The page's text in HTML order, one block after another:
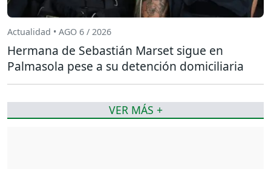
Actualidad • AGO 6 / 2026
Hermana de Sebastián Marset sigue en
Palmasola pese a su detención domiciliaria
VER MÁS +